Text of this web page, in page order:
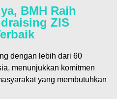
BMH Raih
ZIS
dengan lebih dari 60
menunjukkan komitmen
yang membutuhkan